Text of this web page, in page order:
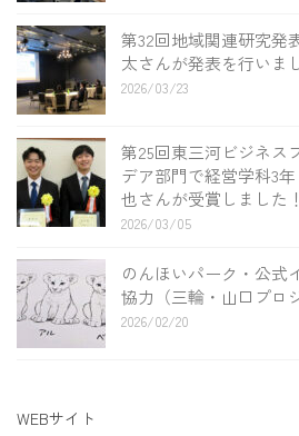
第32回地域関連研究発
太さんが発表を行いま
2026/03/23
第25回東三河ビジネス
デア部門で経営学科3
也さんが受賞しました！
2026/03/05
のんほいパーク・公式
協力（三輪・山口プロ
2026/02/20
WEBサイト